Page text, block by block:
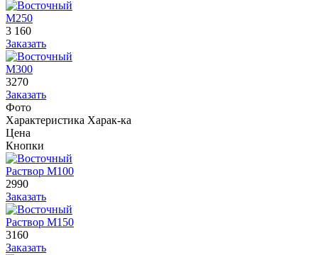
М250
3 160
Заказать
М300
3270
Заказать
Фото
Характеристика Харак-ка
Цена
Кнопки
Раствор М100
2990
Заказать
Раствор М150
3160
Заказать